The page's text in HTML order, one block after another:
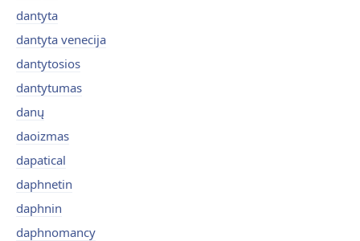
dantyta
dantyta venecija
dantytosios
dantytumas
danų
daoizmas
dapatical
daphnetin
daphnin
daphnomancy